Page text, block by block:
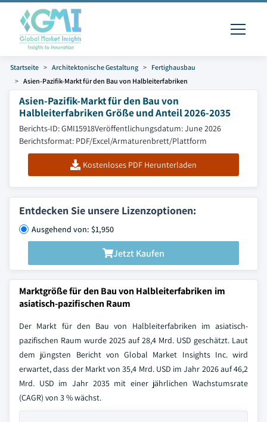
Startseite Architektonische Gestaltung
Fertighausbau
Asien-Pazifik-Markt für den Bau von Halbleiterfabriken
Asien-Pazifik-Markt für den Bau von
Halbleiterfabriken Größe und Anteil 2026-2035
Berichts-ID: GMI15918Veröffentlichungsdatum: June 2026
Berichtsformat: PDF/Excel/Armaturenbrett/Plattform
Kostenloses PDF Herunterladen
Entdecken Sie unsere Lizenzoptionen:
Ausgehend von: $1,950
Jetzt Kaufen
Marktgröße für den Bau von Halbleiterfabriken im
asiatisch-pazifischen Raum
Der Markt für den Bau von Halbleiterfabriken im asiatisch-
pazifischen Raum wurde 2025 auf 28,4 Mrd. USD geschätzt. Laut
dem jüngsten Bericht von Global Market Insights Inc. wird
erwartet, dass der Markt von 35,4 Mrd. USD im Jahr 2026 auf 46,2
Mrd. USD im Jahr 2035 mit einer jährlichen Wachstumsrate
(CAGR) von 3 % wächst.